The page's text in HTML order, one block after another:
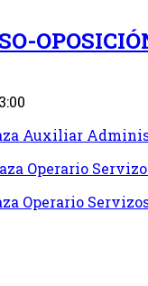
Auxiliar
Operario
Operario